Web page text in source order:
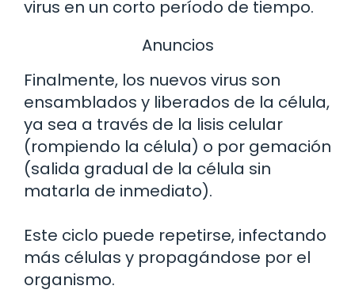
virus en un corto período de tiempo.
Anuncios
Finalmente, los nuevos virus son
ensamblados y liberados de la célula,
ya sea a través de la lisis celular
(rompiendo la célula) o por gemación
(salida gradual de la célula sin
matarla de inmediato).
Este ciclo puede repetirse, infectando
más células y propagándose por el
organismo.